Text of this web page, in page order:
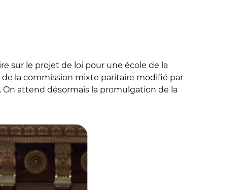
sur le projet de loi pour une école de la
la commission mixte paritaire modifié par
attend désormais la promulgation de la